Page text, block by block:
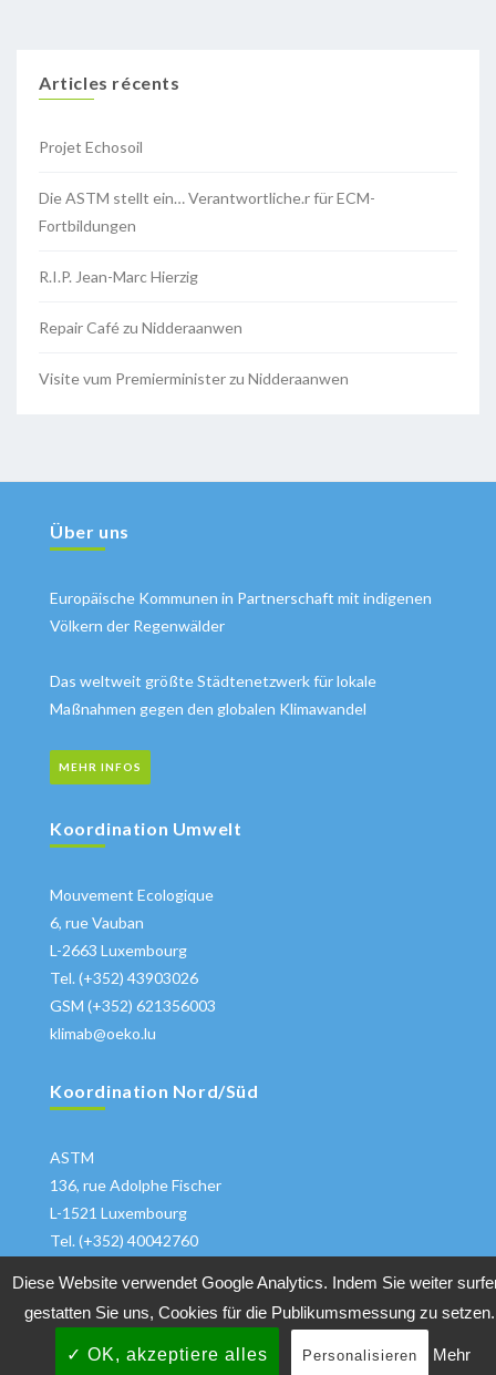
Articles récents
Projet Echosoil
Die ASTM stellt ein… Verantwortliche.r für ECM-
Fortbildungen
R.I.P. Jean-Marc Hierzig
Repair Café zu Nidderaanwen
Visite vum Premierminister zu Nidderaanwen
Über uns
Europäische Kommunen in Partnerschaft mit indigenen
Völkern der Regenwälder
Das weltweit größte Städtenetzwerk für lokale
Maßnahmen gegen den globalen Klimawandel
MEHR INFOS
Koordination Umwelt
Mouvement Ecologique
6, rue Vauban
L-2663 Luxembourg
Tel. (+352) 43903026
GSM (+352) 621356003
klimab@oeko.lu
Koordination Nord/Süd
ASTM
136, rue Adolphe Fischer
L-1521 Luxembourg
Tel. (+352) 40042760
Diese Website verwendet Google Analytics. Indem Sie weiter
gestatten Sie uns, Cookies für die Publikumsmessung zu setzen.
✓ OK, akzeptiere alles Personalisieren Mehr